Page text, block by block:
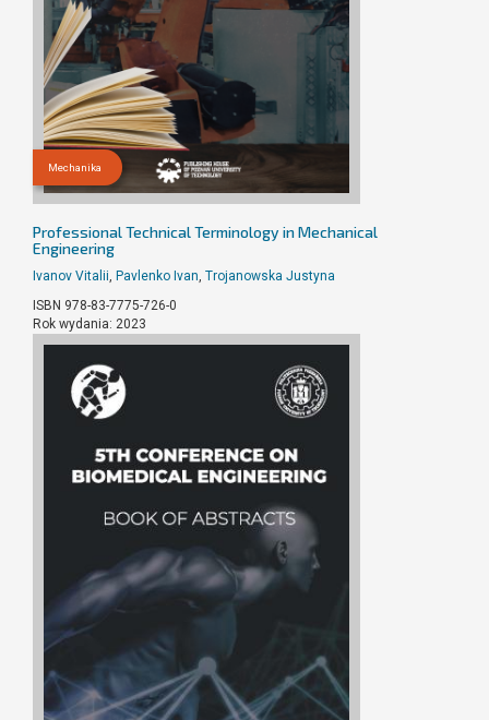
Mechanika
Professional Technical Terminology in Mechanical
Engineering
Ivanov Vitalii, Pavlenko Ivan, Trojanowska Justyna
ISBN 978-83-7775-726-0
Rok wydania: 2023